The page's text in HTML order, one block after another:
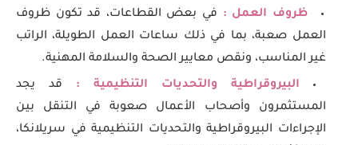
ظروف العمل : في بعض القطاعات، قد تكون ظروف
العمل صعبة، بما في ذلك ساعات العمل الطويلة، الراتب
غير المناسب، ونقص معايير الصحة والسلامة المهنية.
البيروقراطية والتحديات التنظيمية : قد يجد
المستثمرون وأصحاب الأعمال صعوبة في التنقل بين
الإجراءات البيروقراطية والتحديات التنظيمية في سريلانكا،